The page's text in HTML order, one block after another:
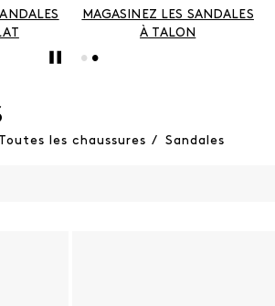
MAGASINEZ LES SANDALES
À TALON
Toutes les chaussures / Sandales